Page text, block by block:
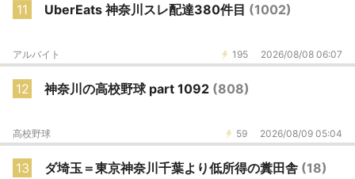
11 UberEats 神奈川スレ配達380件目 (1002)
195 2026/08/08 06:07
アルバイト
12 神奈川の高校野球 part 1092 (808)
59 2026/08/09 05:04
高校野球
13 ダ埼玉＝東京神奈川千葉より低所得の糞田舎 (18)